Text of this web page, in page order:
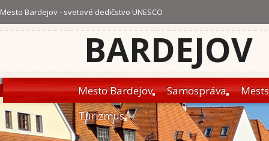
Mesto Bardejov - svetové dedičstvo UNESCO
BARDEJOV
Mesto Bardejov Samospráva
Turizmus